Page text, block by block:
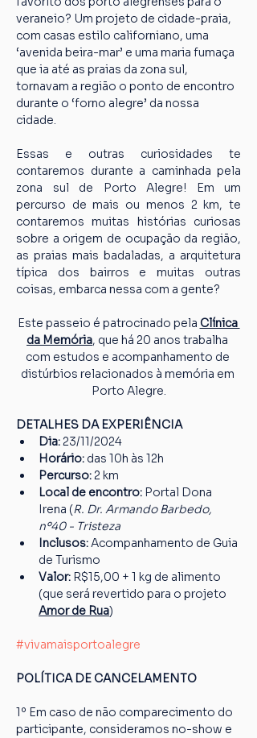
veraneio? Um projeto de cidade-praia,
com casas estilo californiano, uma
‘avenida beira-mar’ e uma maria fumaça
que ia até as praias da zona sul,
tornavam a região o ponto de encontro
durante o ‘forno alegre’ da nossa
cidade.
Essas e outras curiosidades te
contaremos durante a caminhada pela
zona sul de Porto Alegre! Em um
percurso de mais ou menos 2 km, te
contaremos muitas histórias curiosas
sobre a origem de ocupação da região,
as praias mais badaladas, a arquitetura
típica dos bairros e muitas outras
coisas, embarca nessa com a gente?
Este passeio é patrocinado pela Clínica
da Memória, que há 20 anos trabalha
com estudos e acompanhamento de
distúrbios relacionados à memória em
Porto Alegre.
DETALHES DA EXPERIÊNCIA
Dia: 23/11/2024
Horário: das 10h às 12h
Percurso: 2 km
Local de encontro: Portal Dona
Irena (R. Dr. Armando Barbedo,
nº40 - Tristeza
Inclusos: Acompanhamento de Guia
de Turismo
Valor: R$15,00 + 1 kg de alimento
(que será revertido para o projeto
Amor de Rua)
#vivamaisportoalegre
POLÍTICA DE CANCELAMENTO
1º Em caso de não comparecimento do
participante, consideramos no-show e